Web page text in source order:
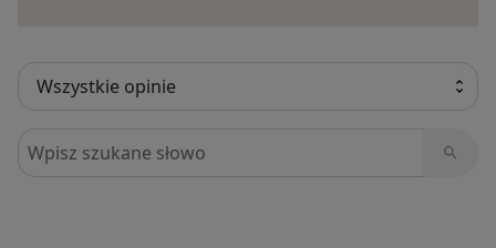
Szukaj w opiniach